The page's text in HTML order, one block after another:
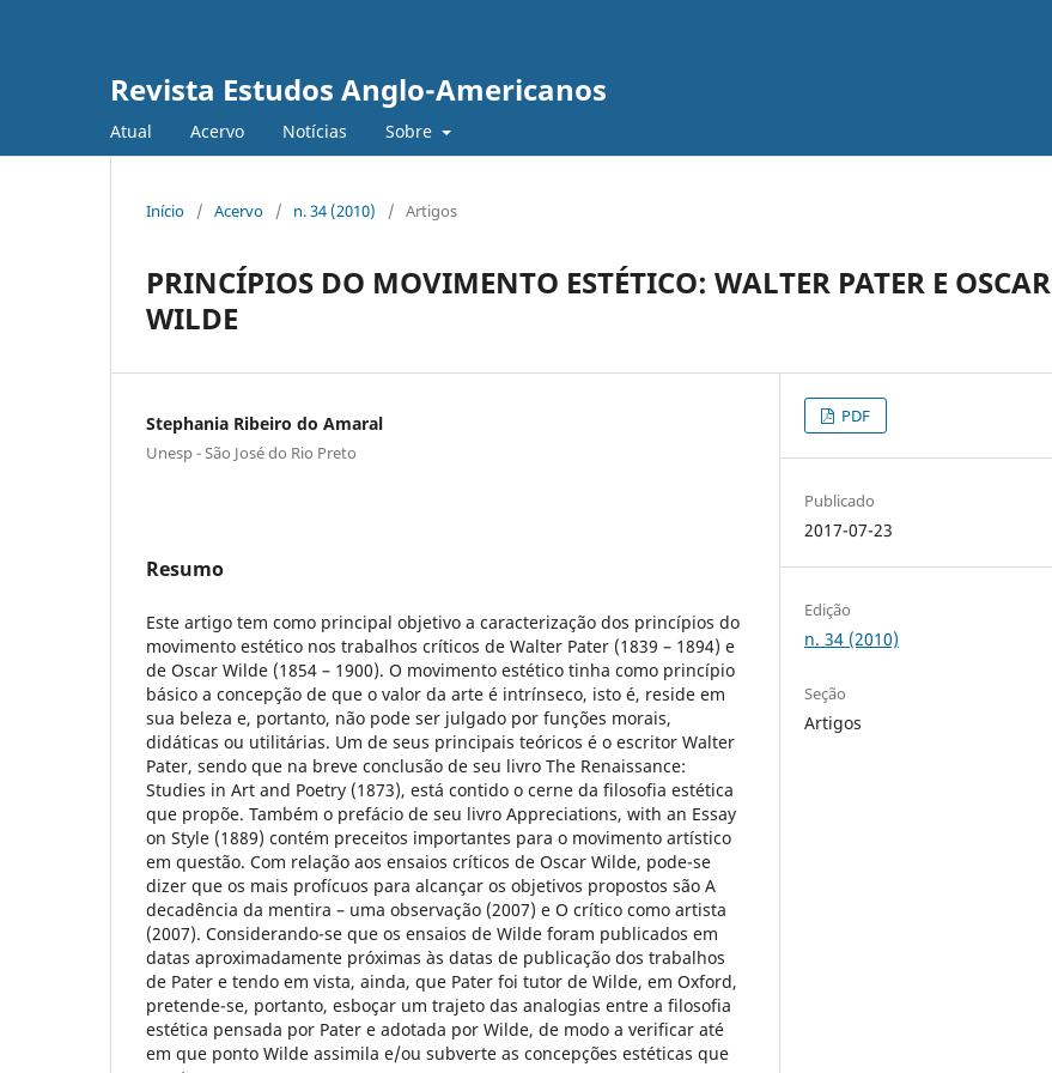
Revista Estudos Anglo-Americanos
Atual Acervo Notícias Sobre
Início / Acervo / n. 34 (2010) / Artigos
PRINCÍPIOS DO MOVIMENTO ESTÉTICO: WALTER PATER E OSCAR
WILDE
Stephania Ribeiro do Amaral
Unesp - São José do Rio Preto
Resumo
Este artigo tem como principal objetivo a caracterização dos princípios do
movimento estético nos trabalhos críticos de Walter Pater (1839 – 1894) e
de Oscar Wilde (1854 – 1900). O movimento estético tinha como princípio
básico a concepção de que o valor da arte é intrínseco, isto é, reside em
sua beleza e, portanto, não pode ser julgado por funções morais,
didáticas ou utilitárias. Um de seus principais teóricos é o escritor Walter
Pater, sendo que na breve conclusão de seu livro The Renaissance:
Studies in Art and Poetry (1873), está contido o cerne da filosofia estética
que propõe. Também o prefácio de seu livro Appreciations, with an Essay
on Style (1889) contém preceitos importantes para o movimento artístico
em questão. Com relação aos ensaios críticos de Oscar Wilde, pode-se
dizer que os mais profícuos para alcançar os objetivos propostos são A
decadência da mentira – uma observação (2007) e O crítico como artista
(2007). Considerando-se que os ensaios de Wilde foram publicados em
datas aproximadamente próximas às datas de publicação dos trabalhos
de Pater e tendo em vista, ainda, que Pater foi tutor de Wilde, em Oxford,
pretende-se, portanto, esboçar um trajeto das analogias entre a filosofia
estética pensada por Pater e adotada por Wilde, de modo a verificar até
em que ponto Wilde assimila e/ou subverte as concepções estéticas que
PDF
Publicado
2017-07-23
Edição
n. 34 (2010)
Seção
Artigos